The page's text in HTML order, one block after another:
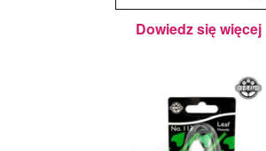
Dowiedz się więcej